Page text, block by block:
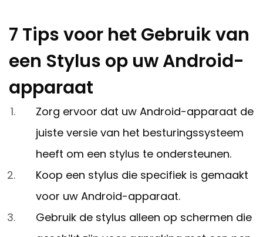
7 Tips voor het Gebruik van
een Stylus op uw Android-
apparaat
Zorg ervoor dat uw Android-apparaat de
juiste versie van het besturingssysteem
heeft om een stylus te ondersteunen.
Koop een stylus die specifiek is gemaakt
voor uw Android-apparaat.
Gebruik de stylus alleen op schermen die